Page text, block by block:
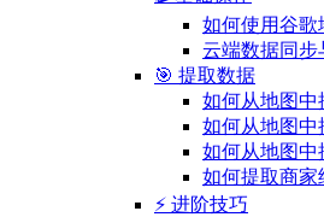
如何使用谷歌
云端数据同步
🎯 提取数据
如何从地图中
如何从地图中
如何从地图中
如何提取商家
⚡ 进阶技巧